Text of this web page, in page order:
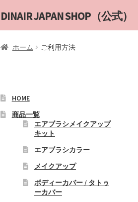
ナ
ビ
ー
へ
ス
コ
ン
ン
キ
ッ
DINAIR JAPAN SHOP（公式）
ホーム ご利用方法
HOME
商品一覧
エアブラシメイクアップ
キット
エアブラシカラー
メイクアップ
ボディーカバー / タトゥ
ーカバー